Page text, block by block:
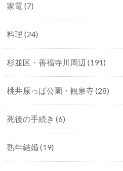
家電 (7)
料理 (24)
杉並区・善福寺川周辺 (191)
桃井原っぱ公園・観泉寺(28)
死後の手続き (6)
熟年結婚(19)